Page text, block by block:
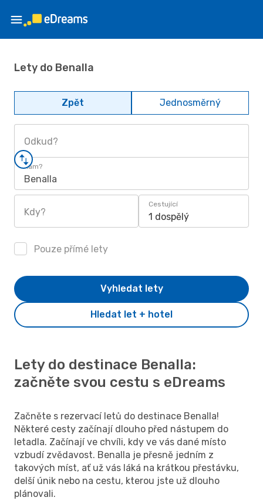
Lety do Benalla
Zpět Jednosměrný
Odkud?
Kam?
Benalla
Kdy?
Cestující
1 dospělý
Pouze přímé lety
Hledat let + hotel
Vyhledat lety
Lety do destinace Benalla:
začněte svou cestu s eDreams
Začněte s rezervací letů do destinace Benalla!
Některé cesty začínají dlouho před nástupem do
letadla. Začínají ve chvíli, kdy ve vás dané místo
vzbudí zvědavost. Benalla je přesně jedním z
takových míst, ať už vás láká na krátkou přestávku,
delší únik nebo na cestu, kterou jste už dlouho
plánovali.